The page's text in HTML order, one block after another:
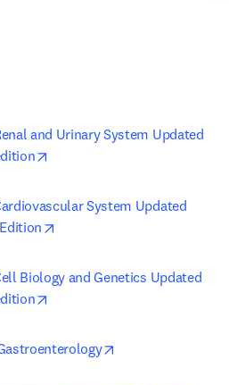
and Urinary System Updated
System Updated
Biology and Genetics Updated